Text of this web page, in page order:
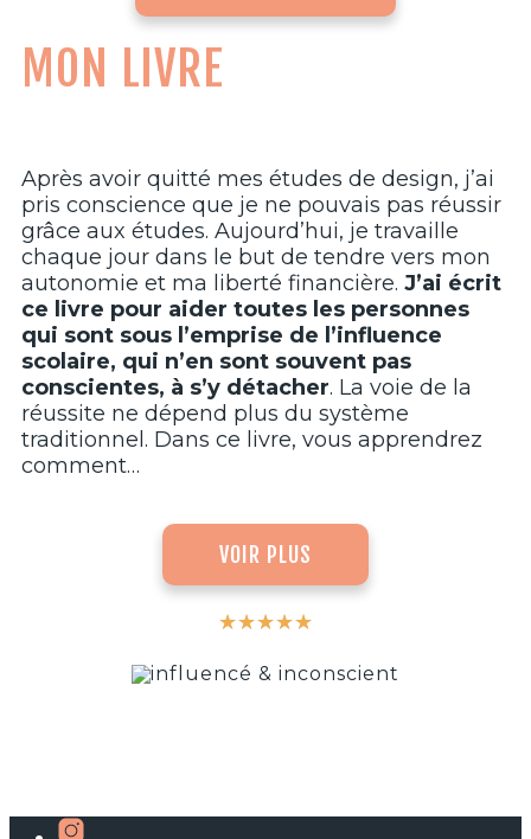
MON LIVRE
Après avoir quitté mes études de design, j’ai
pris conscience que je ne pouvais pas réussir
grâce aux études. Aujourd’hui, je travaille
chaque jour dans le but de tendre vers mon
autonomie et ma liberté financière. J’ai écrit
ce livre pour aider toutes les personnes
qui sont sous l’emprise de l’influence
scolaire, qui n’en sont souvent pas
conscientes, à s’y détacher. La voie de la
réussite ne dépend plus du système
traditionnel. Dans ce livre, vous apprendrez
comment…
VOIR PLUS
★★★★★